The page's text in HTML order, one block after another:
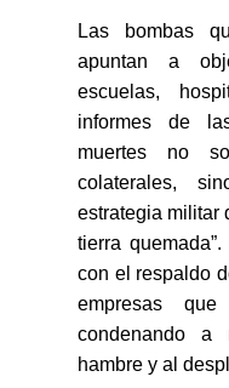
Las bombas
apuntan a
escuelas,
informes de
muertes no
colaterales,
estrategia militar
tierra
con el respaldo
empresas
condenando a
hambre y al